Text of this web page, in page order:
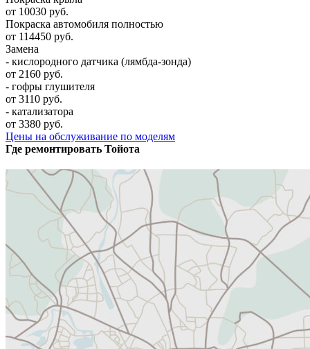
от 10030 руб.
Покраска автомобиля полностью
от 114450 руб.
Замена
- кислородного датчика (лямбда-зонда)
от 2160 руб.
- гофры глушителя
от 3110 руб.
- катализатора
от 3380 руб.
Цены на обслуживание по моделям
Где ремонтировать Тойота